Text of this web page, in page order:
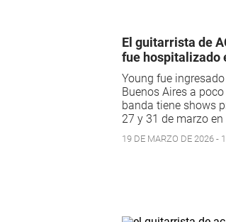
El guitarrista de
fue hospitalizado
Young fue
Buenos Aires a
banda tiene shows
27 y 31 de marzo en
19 DE MARZO DE 2026 -